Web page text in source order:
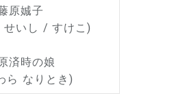
原娍子
せいし / すけこ)
済時の娘
ら なりとき)